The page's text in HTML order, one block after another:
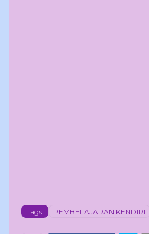
Tags: PEMBELAJARAN KENDIRI